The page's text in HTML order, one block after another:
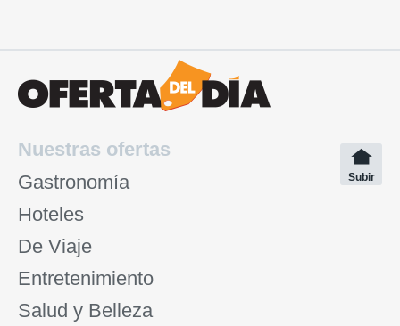
Nuestras ofertas
Gastronomía
Hoteles
De Viaje
Entretenimiento
Salud y Belleza
Subir